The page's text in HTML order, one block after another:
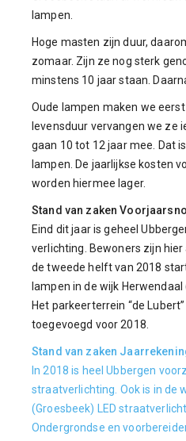
lampen.
Hoge masten zijn duur,
zomaar. Zijn ze nog sterk
minstens 10 jaar staan.
Oude lampen maken we
levensduur vervangen we ze
gaan 10 tot 12 jaar mee. Dat
lampen. De jaarlijkse kosten
worden hiermee lager.
Stand van zaken
Eind dit jaar is geheel
verlichting. Bewoners zijn
de tweede helft van 2018
lampen in de wijk Herwendaal
Het parkeerterrein “de
toegevoegd voor 2018.
Stand van zaken
In 2018 is heel Ubbergen
straatverlichting. Ook is in de
(Groesbeek) LED
Ondergrondse en